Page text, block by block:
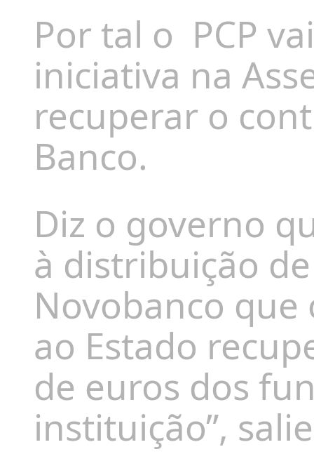
Por tal o PCP
iniciativa na
recuperar o
Banco.
Diz o governo
à distribuição
Novobanco
ao Estado
de euros dos
instituição”,